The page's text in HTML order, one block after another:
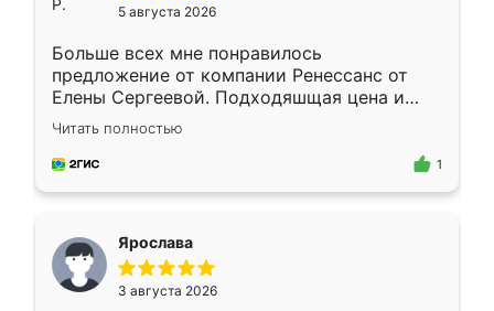
5 августа 2026
Больше всех мне понравилось
предложение от компании Ренессанс от
Елены Сергеевой. Подходяшщая цена и
короткие сроки изготовления. Приехавший
для замера сотрудник Владислав
предложил по моему эскизу самый
Читать полностью
1
Ярослава
3 августа 2026